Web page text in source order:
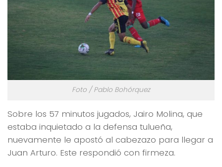
Foto / Pablo Bohórquez
Sobre los 57 minutos jugados, Jairo Molina, que
estaba inquietado a la defensa tulueña,
nuevamente le apostó al cabezazo para llegar a
Juan Arturo. Este respondió con firmeza.